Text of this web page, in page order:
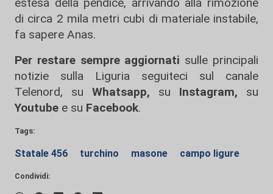
di circa 2 mila metri cubi di materiale instabile,
fa sapere Anas.
Per restare sempre aggiornati sulle principali
notizie sulla Liguria seguiteci sul canale
Telenord, su
Whatsapp, su Instagram, su
Youtube e su Facebook.
Tags:
Statale 456 turchino masone campo ligure
Condividi: